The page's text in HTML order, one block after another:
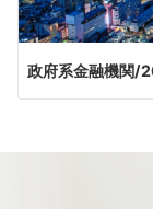
政府系金融機関/